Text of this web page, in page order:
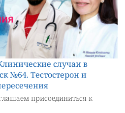
случаи в
№64. Тестостерон и
присоединиться к